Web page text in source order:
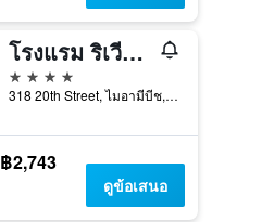
โรงแรม ริเวียร่า ซาวท์บีช
4 ดาว
318 20th Street, ไมอามีบีช, FL, สหรัฐอเมริกา
฿2,743
ดูข้อเสนอ